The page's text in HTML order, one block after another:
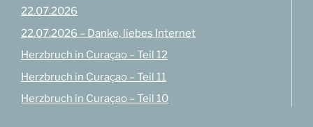
22.07.2026
22.07.2026 – Danke, liebes Internet
Herzbruch in Curaçao – Teil 12
Herzbruch in Curaçao – Teil 11
Herzbruch in Curaçao – Teil 10